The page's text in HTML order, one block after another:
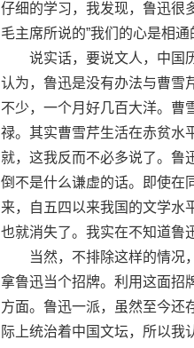
仔细的学习，我发现，鲁迅很
毛主席所说的”我们的心是相通
说实话，要说文人，中国历
认为，鲁迅是没有办法与曹雪
不少，一个月好几百大洋。曹
禄。其实曹雪芹生活在赤贫水
就，这我反而不必多说了。鲁
倒不是什么谦虚的话。即使在
来，自五四以来我国的文学水
也就消失了。我实在不知道鲁
当然，不排除这样的情况，
拿鲁迅当个招牌。利用这面招
方面。鲁迅一派，虽然至今还
际上统治着中国文坛，所以我